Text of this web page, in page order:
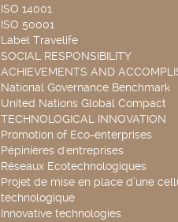
ISO 14001
ISO 50001
Label Travelife
SOCIAL RESPONSIBILITY
ACHIEVEMENTS AND
National Governance Benchmark
United Nations Global Compact
TECHNOLOGICAL INNOVATION
Promotion of Eco-enterprises
Pépinières d'entreprises
Réseaux Ecotechnologiques
Projet de mise en place d’une
technologique
Innovative technologies